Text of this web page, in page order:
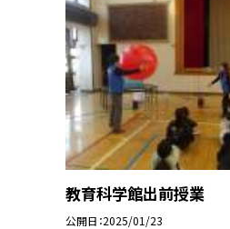
教育科学館出前授業
公開日 2025/01/23